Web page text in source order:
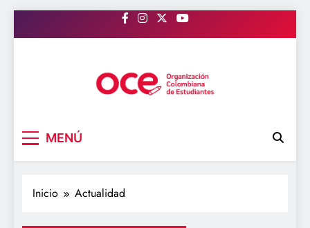
al
MENÚ
Inicio Actualidad